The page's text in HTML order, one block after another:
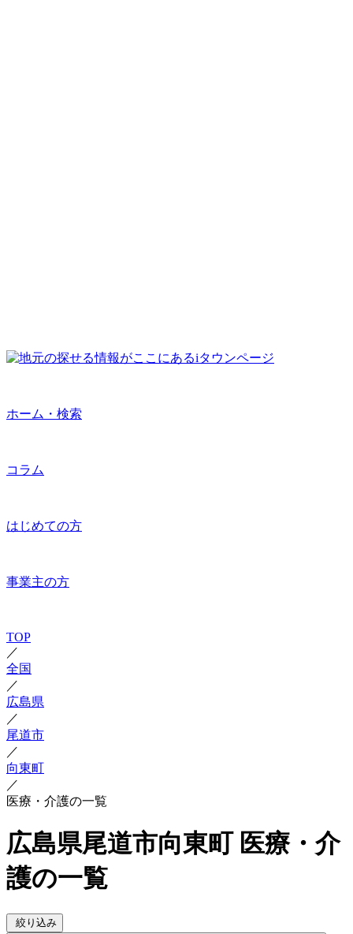
ホーム・検索
コラム
はじめての方
事業主の方
TOP
／
全国
／
広島県
／
尾道市
／
向東町
／
医療・介護の一覧
広島県尾道市向東町 医療・介
護の一覧
絞り込み